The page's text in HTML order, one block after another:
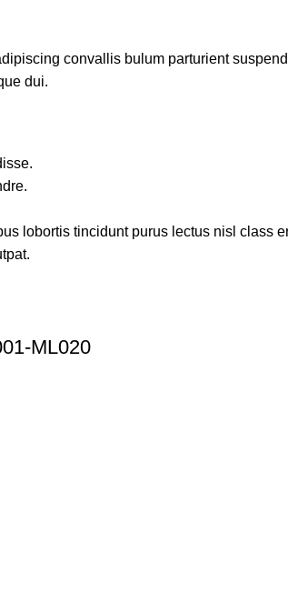
convallis bulum parturient
dui.
lobortis tincidunt purus lectus nisl class
ML020